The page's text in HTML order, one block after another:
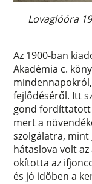
Lovaglóóra
Az 1900-ban
Akadémia c.
fejlődéséről. Itt
gond fordíttatott
mert a
szolgálatra, mint
hátaslova volt
okította az
és jó időben a